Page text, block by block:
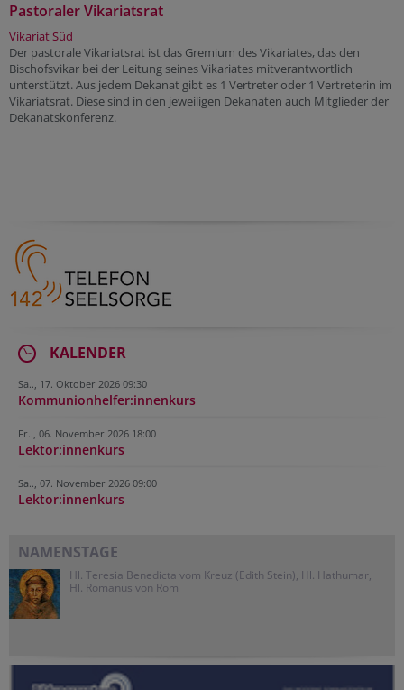
Pastoraler Vikariatsrat
Vikariat Süd
Der pastorale Vikariatsrat ist das Gremium des Vikariates, das den
Bischofsvikar bei der Leitung seines Vikariates mitverantwortlich
unterstützt. Aus jedem Dekanat gibt es 1 Vertreter oder 1 Vertreterin im
Vikariatsrat. Diese sind in den jeweiligen Dekanaten auch Mitglieder der
Dekanatskonferenz.
KALENDER
Sa.., 17. Oktober 2026 09:30
Kommunionhelfer:innenkurs
Fr.., 06. November 2026 18:00
Lektor:innenkurs
Sa.., 07. November 2026 09:00
Lektor:innenkurs
NAMENSTAGE
Hl. Teresia Benedicta vom Kreuz (Edith Stein), Hl. Hathumar,
Hl. Romanus von Rom